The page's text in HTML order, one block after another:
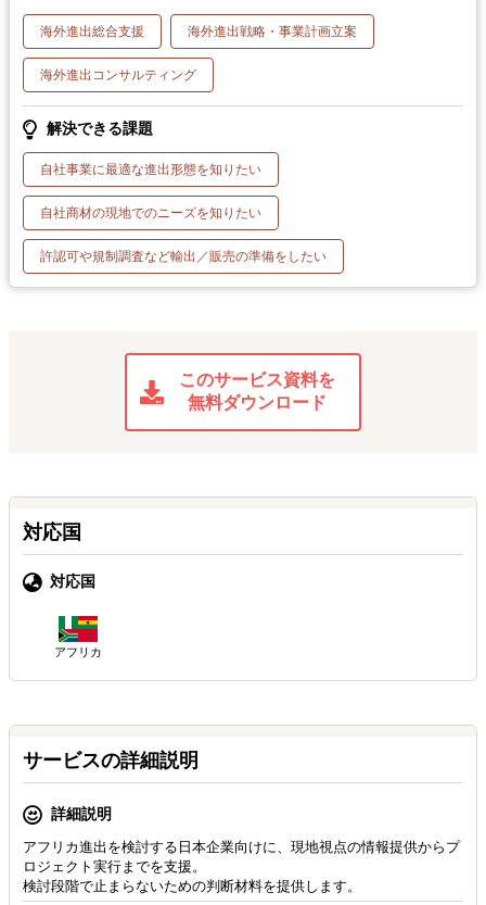
海外進出総合支援 海外進出戦略・事業計画立案
海外進出コンサルティング
解決できる課題
自社事業に最適な進出形態を知りたい
自社商材の現地でのニーズを知りたい
許認可や規制調査など輸出／販売の準備をしたい
このサービス資料を
無料ダウンロード
対応国
対応国
アフリカ
サービスの詳細説明
詳細説明
アフリカ進出を検討する日本企業向けに、現地視点の情報提供からプ
ロジェクト実行までを支援。
検討段階で止まらないための判断材料を提供します。